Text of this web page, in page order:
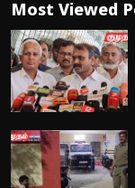
Most Viewed